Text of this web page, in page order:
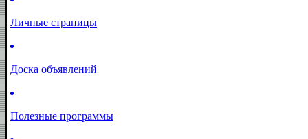
Личные страницы
Доска объявлений
Полезные программы